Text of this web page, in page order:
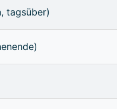
tagsüber)